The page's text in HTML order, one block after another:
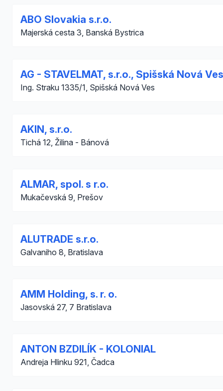
ABO Slovakia s.r.o.
Majerská cesta 3, Banská Bystrica
AG - STAVELMAT, s.r.o., Spišská Nová Ves
Ing. Straku 1335/1, Spišská Nová Ves
AKIN, s.r.o.
Tichá 12, Žilina - Bánová
ALMAR, spol. s r.o.
Mukačevská 9, Prešov
ALUTRADE s.r.o.
Galvaniho 8, Bratislava
AMM Holding, s. r. o.
Jasovská 27, 7 Bratislava
ANTON BZDILÍK - KOLONIAL
Andreja Hlinku 921, Čadca